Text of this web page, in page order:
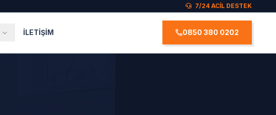
7/24 ACİL DESTEK
İLETIŞIM 0850 380 0202